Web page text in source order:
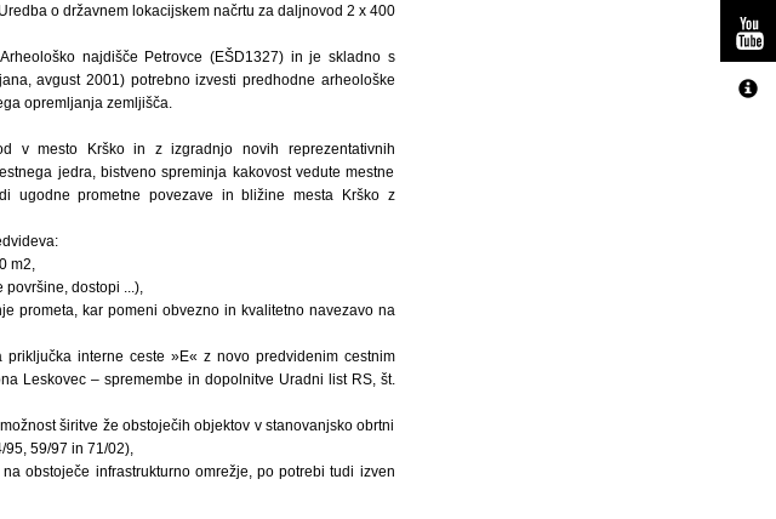
o državnem lokacijskem načrtu za daljnovod 2 x 400
najdišče Petrovce (EŠD1327) in je skladno s
avgust 2001) potrebno izvesti predhodne arheološke
opremljanja zemljišča.
v mesto Krško in z izgradnjo novih reprezentativnih
jedra, bistveno spreminja kakovost vedute mestne
ugodne prometne povezave in bližine mesta Krško z
m2,
dostopi ...),
prometa, kar pomeni obvezno in kvalitetno navezavo na
interne ceste »E« z novo predvidenim cestnim
Leskovec – spremembe in dopolnitve Uradni list RS, št.
širitve že obstoječih objektov v stanovanjsko obrtni
59/97 in 71/02),
obstoječe infrastrukturno omrežje, po potrebi tudi izven